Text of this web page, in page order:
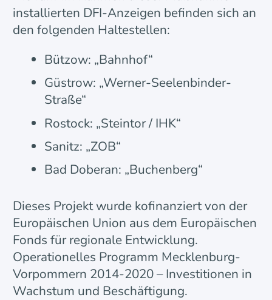
installierten DFI-Anzeigen befinden sich an
den folgenden Haltestellen:
Bützow: „Bahnhof“
Güstrow: „Werner-Seelenbinder-
Straße“
Rostock: „Steintor / IHK“
Sanitz: „ZOB“
Bad Doberan: „Buchenberg“
Dieses Projekt wurde kofinanziert von der
Europäischen Union aus dem Europäischen
Fonds für regionale Entwicklung.
Operationelles Programm Mecklenburg-
Vorpommern 2014-2020 – Investitionen in
Wachstum und Beschäftigung.